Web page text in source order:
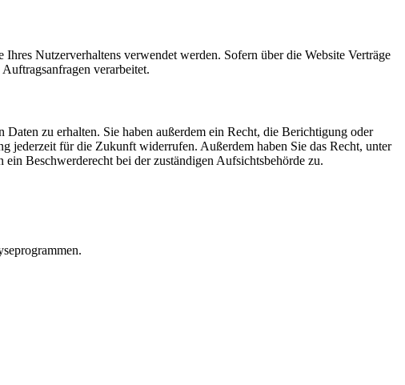
Nutzerverhaltens verwendet werden. Sofern über die Website Verträge
verarbeitet.
zu erhalten. Sie haben außerdem ein Recht, die Berichtigung oder
jederzeit für die Zukunft widerrufen. Außerdem haben Sie das Recht, unter
Beschwerderecht bei der zuständigen Aufsichtsbehörde zu.